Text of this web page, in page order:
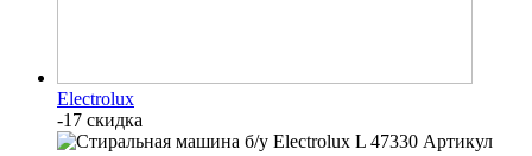
Electrolux
-17 скидка